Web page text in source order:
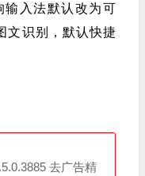
输入法默认改为可
文识别，默认快捷
去广告精